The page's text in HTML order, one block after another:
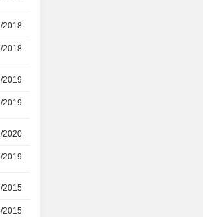
2018
2018
2019
2019
2020
2019
2015
2015